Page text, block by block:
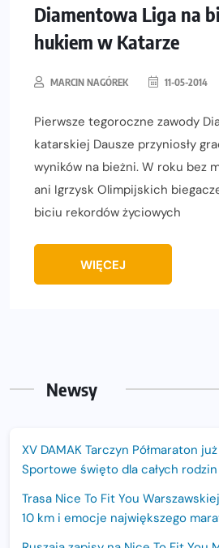
Diamentowa Liga na
hukiem w Katarze
MARCIN NAGÓREK 11-05-2014
Pierwsze tegoroczne zawody
katarskiej Dausze przyniosły
wyników na bieżni. W roku bez
ani Igrzysk Olimpijskich
biciu rekordów życiowych
WIĘCEJ
Newsy
XV DAMAK Tarczyn Półmaraton
Sportowe święto dla całych rodzin
Trasa Nice To Fit You
10 km i emocje największego